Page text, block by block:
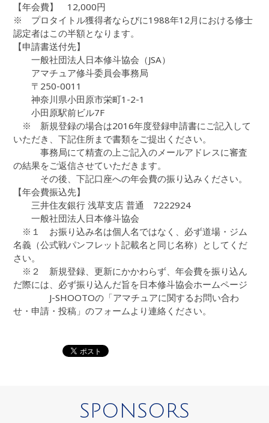
【年会費】 12,000円
※ プロタイトル獲得者ならびに1988年12月における修士
認定者はこの半額となります。
【申請書送付先】
一般社団法人日本修斗協会（JSA）
アマチュア修斗委員会事務局
〒250-0011
神奈川県小田原市栄町1-2-1
小田原駅前ビル7F
※ 新規登録の場合は2016年度登録申請書にご記入して
いただき、下記住所まで書類をご提出ください。
事務局にて精査の上ご記入のメールアドレスに審査
の結果をご返信させていただきます。
その後、下記口座への年会費の振り込みください。
【年会費振込先】
三井住友銀行 浅草支店 普通 7222924
一般社団法人日本修斗協会
※１ お振り込み名は個人名ではなく、必ず道場・ジム
名義（公式戦パンフレット記載名と同じ名称）としてくだ
さい。
※２ 新規登録、更新にかかわらず、年会費を振り込ん
だ際には、必ず振り込んだ旨を日本修斗協会ホームページ
J-SHOOTOの「アマチュアに関するお問い合わ
せ・申請・投稿」のフォームより連絡ください。
SPONSORS